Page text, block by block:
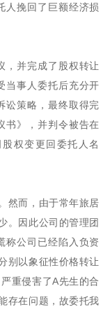
人挽回了巨额经济损
，并完成了股权转让
当事人委托后充分开
讼策略，最终取得完
书》，并判令被告在
权变更回委托人名
然而，由于常年旅居
。因此公司的管理团
称公司已经陷入负资
别以象征性价格转让
重侵害了A先生的合
存在问题，故委托我